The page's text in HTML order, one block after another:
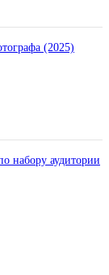
(2025)
набору аудитории